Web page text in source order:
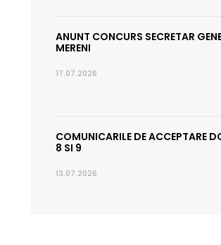
ANUNT CONCURS SECRETAR
MERENI
17.07.2026
COMUNICARILE DE ACCEPTARE
8 SI 9
13.07.2026